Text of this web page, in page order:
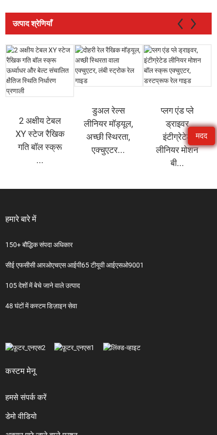
मदद
उत्पाद श्रेणियाँ
2 अक्षीय टेबल
XY स्टेज रैखिक
गति बॉल स्क्रू
...
डुअल रेल्स
लीनियर मॉड्यूल,
अच्छी स्थिरता,
एक्चुएटर...
प्लग एंड प्ले
ड्राइवर
इंटीग्रेटेड
लीनियर मोशन
बी...
हमारे बारे में
150+ बौद्धिक संपदा अधिकार
सीई एफसीसी आरओएचएस आईपी65 टीयूवी आईएसओ9001
105 देशों में बेचे जाने वाले उत्पाद
48 घंटों में कस्टम डिज़ाइन सेवा
कस्टम मेनू
हमसे संपर्क करें
डेमो वीडियो